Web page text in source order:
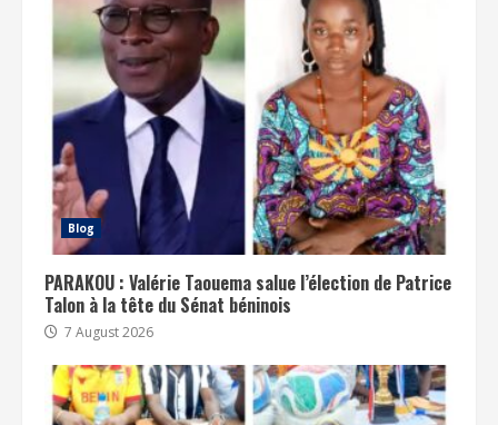
Blog
PARAKOU : Valérie Taouema salue l’élection de Patrice
Talon à la tête du Sénat béninois
7 August 2026